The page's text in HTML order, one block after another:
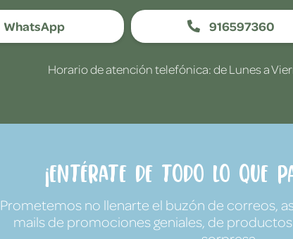
WhatsApp 916597360
Horario de atención telefónica: de Lunes a
¡Entérate de todo lo que
Prometemos no llenarte el buzón de correos,
mails de promociones geniales, de